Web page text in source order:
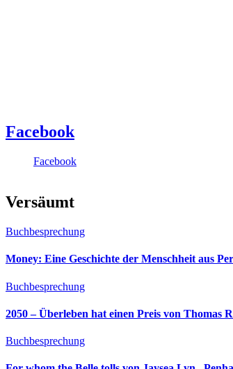
Facebook
Facebook
Versäumt
Buchbesprechung
Money: Eine Geschichte der Menschheit aus
Buchbesprechung
2050 – Überleben hat einen Preis von Thomas
Buchbesprechung